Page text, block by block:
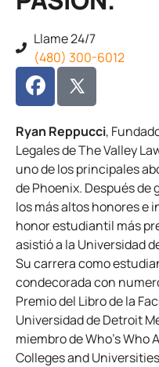
Llame 24/7
(480) 300-6012
Ryan Reppucci,
Legales de The Valley
uno de los principales
de Phoenix. Después de
los más altos honores e
honor estudiantil más
asistió a la Universidad
Su carrera como
condecorada con
Premio del Libro de la
Universidad de Detroit
miembro de Who's Who
Colleges and